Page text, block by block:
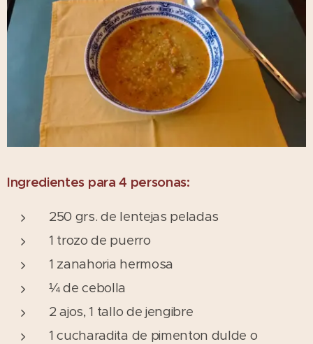
Ingredientes para 4 personas:
250 grs. de lentejas peladas
1 trozo de puerro
1 zanahoria hermosa
¼ de cebolla
2 ajos, 1 tallo de jengibre
1 cucharadita de pimenton dulde o